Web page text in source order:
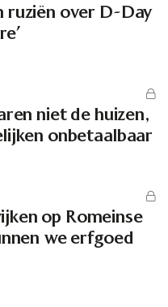
ruziën over D-Day
niet de huizen,
onbetaalbaar
op Romeinse
we erfgoed